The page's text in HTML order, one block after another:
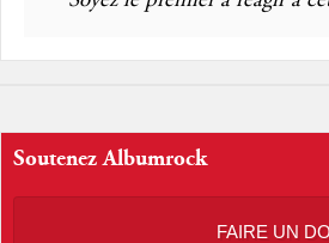
Soutenez Albumrock
FAIRE UN